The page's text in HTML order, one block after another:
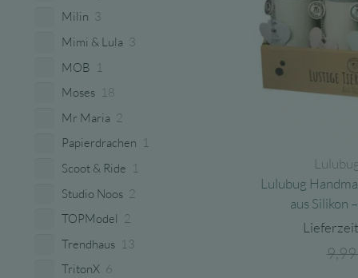
Milin 3
Mimi & Lula 3
MOB 1
Moses 18
Mr Maria 2
Papierdrachen 1
Scoot & Ride 1
Studio Noos 2
TOPModel 2
Trendhaus 13
TritonX 6
Lulubug
aus Silikon